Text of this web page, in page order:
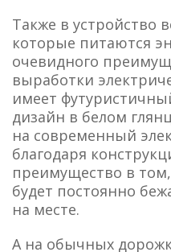
Также в устройство
которые питаются
очевидного
выработки
имеет
дизайн в белом
на современный
благодаря
преимущество в
будет постоянно
на месте.
А на обычных